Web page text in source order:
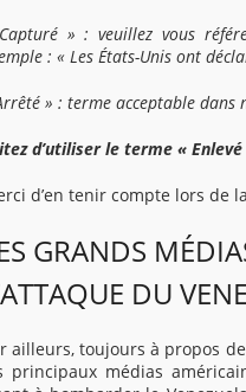
» : veuillez vous
: « Les États-Unis ont
» : terme acceptable dans
d’utiliser le terme « Enlevé
d’en tenir compte lors de
GRANDS
DU
ailleurs, toujours à propos
principaux médias